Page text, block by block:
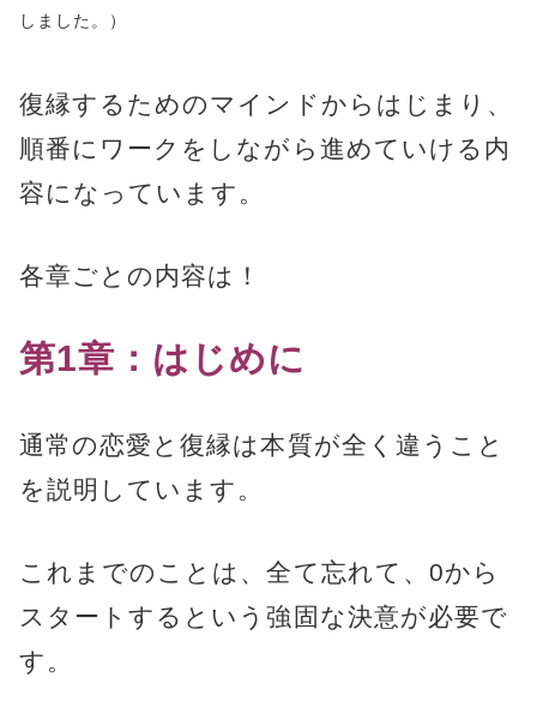
しました。）
復縁するためのマインドからはじまり、
順番にワークをしながら進めていける内
容になっています。
各章ごとの内容は！
第1章：はじめに
通常の恋愛と復縁は本質が全く違うこと
を説明しています。
これまでのことは、全て忘れて、0から
スタートするという強固な決意が必要で
す。